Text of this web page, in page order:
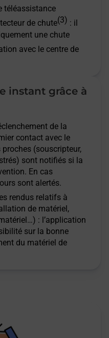
téléassistance
de chute(3) : il
une chute
avec le centre de
instant grâce à
de la
contact avec le
(souscripteur,
sont notifiés si la
En cas
sont alertés.
rendus relatifs à
de matériel,
: l’application
sur la bonne
du matériel de